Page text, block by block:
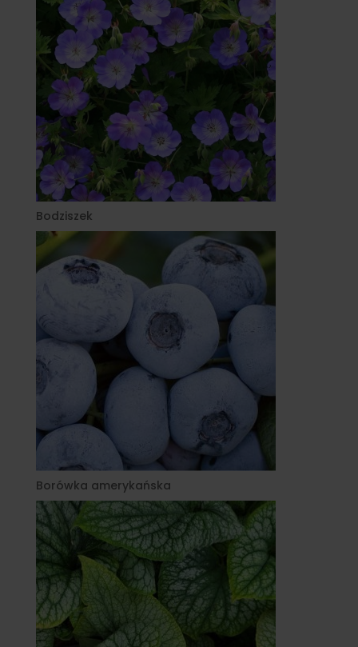
Bodziszek
Borówka amerykańska